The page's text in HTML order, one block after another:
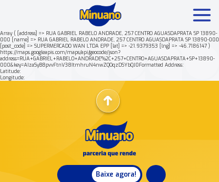
Array ( [address] => RUA GABRIEL RABELO ANDRADE, 257 CENTRO AGUASDAPRATA SP 13890-
000 [name] => RUA GABRIEL RABELO ANDRADE, 257 CENTRO AGUASDAPRATA SP 13890-000
[post_code] => SUPERMERCADO WAN LTDA EPP [lat] => -21.9379353 [lng] => -46.7186147 )
https://maps.googleapis.com/maps/api/geocode/json?
address=RUA+GABRIEL+RABELO+ANDRADE%2C+257+CENTRO+AGUASDAPRATA+SP+13890-
000&key=AIzaSyB8pvvFtnV38ItmhruN4nwZQOqzDSYbQJ0Formatted Address:
Latitude:
Longitude:
Baixe agora!
Mais buscados: Produtos Minuano Rende +
Nossa história